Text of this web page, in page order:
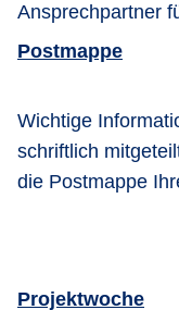
Ansprechpartner
Postmappe
Wichtige
schriftlich
die Postmappe
Projektwoche